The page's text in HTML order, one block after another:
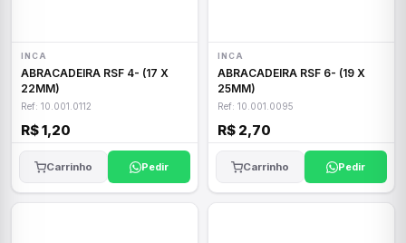
INCA
ABRACADEIRA RSF 4- (17 X
22MM)
Ref: 10.001.0112
R$ 1,20
Carrinho Pedir
INCA
ABRACADEIRA RSF 6- (19 X
25MM)
Ref: 10.001.0095
R$ 2,70
Carrinho Pedir